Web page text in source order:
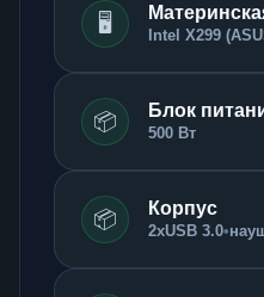
🖥️ Intel X299
📦 Блок
500 Вт
📦 Корпус
2xUSB 3.0•